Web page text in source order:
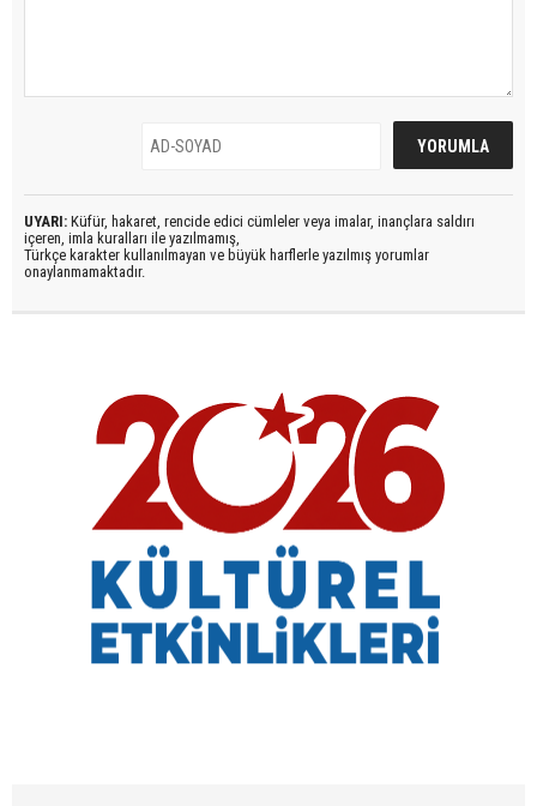
UYARI: Küfür, hakaret, rencide edici cümleler veya imalar, inançlara saldırı
içeren, imla kuralları ile yazılmamış,
Türkçe karakter kullanılmayan ve büyük harflerle yazılmış yorumlar
onaylanmamaktadır.